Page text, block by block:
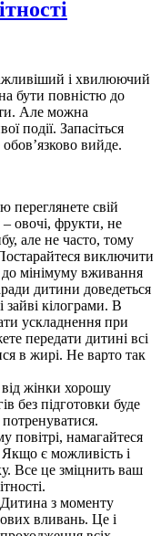
і хвилюючий
бути повністю до
Але можна
​​події. Запасіться
вийде.
переглянете свій
– овочі, фрукти, не
але не часто, тому
виключити
до мінімуму вживання
дитини доведеться
кілограми. В
ускладнення при
передати дитині всі
в жирі. Не варто так
жінки хорошу
без підготовки буде
повітрі, намагайтеся
є можливість і
Все це зміцнить ваш
Дитина з моменту
вливань. Це і